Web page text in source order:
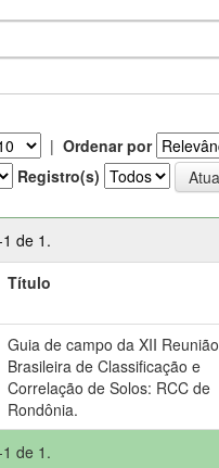
| Ordenar por
Registro(s)
de 1.
Título
Guia de campo da XII Reunião
Brasileira de Classificação e
Correlação de Solos: RCC de
Rondônia.
de 1.